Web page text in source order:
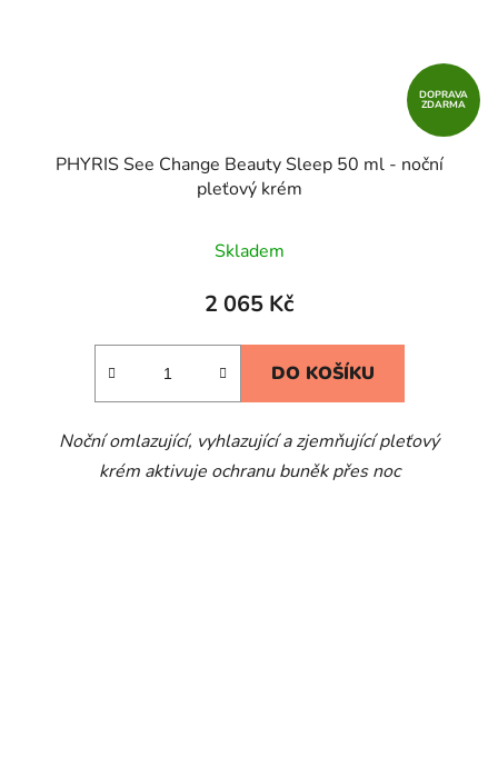
DOPRAVA
ZDARMA
PHYRIS See Change Beauty Sleep 50 ml - noční
pleťový krém
Skladem
2 065 Kč
DO KOŠÍKU
Noční omlazující, vyhlazující a zjemňující pleťový
krém aktivuje ochranu buněk přes noc